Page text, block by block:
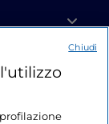
Chiudi